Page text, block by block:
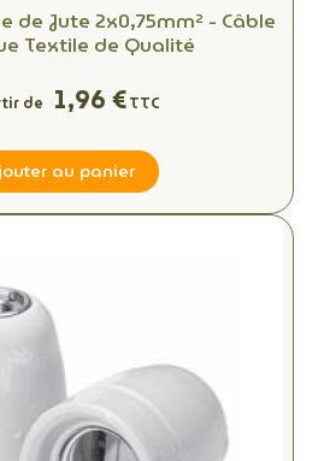
de Jute 2x0,75mm² - Câble
Textile de Qualité
de 1,96 €TTC
au panier